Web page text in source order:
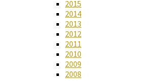
2015
2014
2013
2012
2011
2010
2009
2008